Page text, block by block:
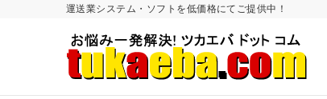
運送業システム・ソフトを低価格にてご提供中！